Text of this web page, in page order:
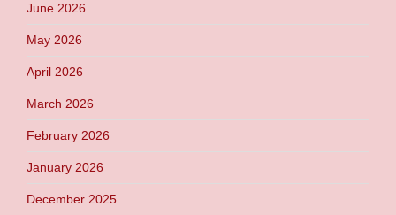
June 2026
May 2026
April 2026
March 2026
February 2026
January 2026
December 2025